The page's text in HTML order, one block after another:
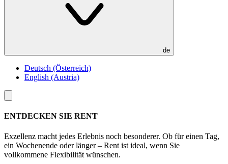
de
Deutsch (Österreich)
English (Austria)
Toggle
ENTDECKEN SIE RENT
Exzellenz macht jedes Erlebnis noch besonderer. Ob für einen Tag,
ein Wochenende oder länger – Rent ist ideal, wenn Sie
vollkommene Flexibilität wünschen.